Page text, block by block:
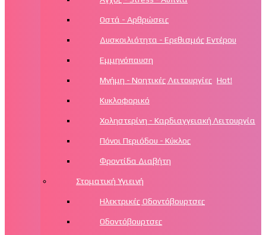
Οστά - Αρθρώσεις
Δυσκοιλιότητα - Ερεθισμός Εντέρου
Εμμηνόπαυση
Μνήμη - Νοητικές Λειτουργίες Hot!
Κυκλοφορικό
Χοληστερίνη - Καρδιαγγειακή Λειτουργία
Πόνοι Περιόδου - Κύκλος
Φροντίδα Διαβήτη
Στοματική Υγιεινή
Ηλεκτρικές Οδοντόβουρτσες
Οδοντόβουρτσες